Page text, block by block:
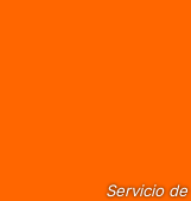
Servicio